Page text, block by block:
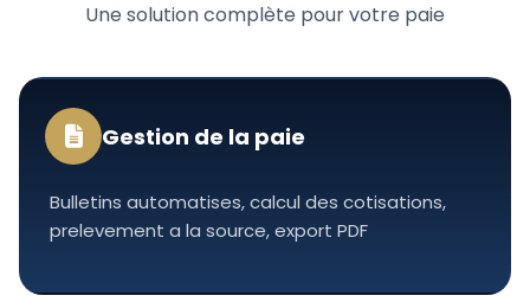
Une solution complète pour votre paie
Gestion de la paie
Bulletins automatises, calcul des cotisations,
prelevement a la source, export PDF